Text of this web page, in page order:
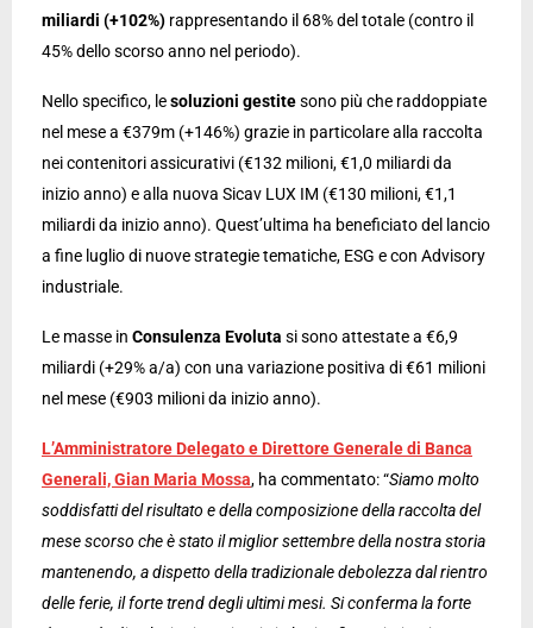
miliardi (+102%) rappresentando il 68% del totale (contro il
45% dello scorso anno nel periodo).
Nello specifico, lesoluzioni gestitesono più che raddoppiate
nel mese a €379m (+146%) grazie in particolare alla raccolta
nei contenitori assicurativi (€132 milioni, €1,0 miliardi da
inizio anno) e alla nuova Sicav LUX IM (€130 milioni, €1,1
miliardi da inizio anno). Quest’ultima ha beneficiato del lancio
a fine luglio di nuove strategie tematiche, ESG e con Advisory
industriale.
Le masse in Consulenza Evoluta si sono attestate a €6,9
miliardi (+29% a/a) con una variazione positiva di €61 milioni
nel mese (€903 milioni da inizio anno).
L’Amministratore Delegato e Direttore Generale di Banca
Generali, Gian Maria Mossa, ha commentato: “Siamo molto
soddisfatti del risultato e della composizione della raccolta del
mese scorso che è stato il miglior settembre della nostra storia
mantenendo, a dispetto della tradizionale debolezza dal rientro
delle ferie, il forte trend degli ultimi mesi. Si conferma la forte